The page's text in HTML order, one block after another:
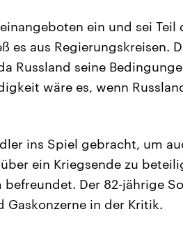
ein und sei Teil
es aus Regierungskreisen.
Russland seine
wäre es, wenn
ins Spiel gebracht, um
ein Kriegsende zu
Der 82-jährige
Gaskonzerne in der Kritik.